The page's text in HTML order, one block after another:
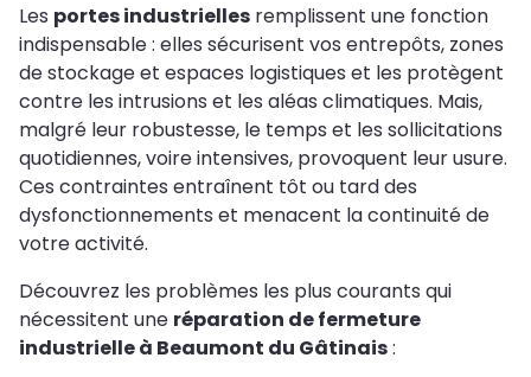
Les portes industrielles remplissent une fonction
indispensable : elles sécurisent vos entrepôts, zones
de stockage et espaces logistiques et les protègent
contre les intrusions et les aléas climatiques. Mais,
malgré leur robustesse, le temps et les sollicitations
quotidiennes, voire intensives, provoquent leur usure.
Ces contraintes entraînent tôt ou tard des
dysfonctionnements et menacent la continuité de
votre activité.
Découvrez les problèmes les plus courants qui
nécessitent une réparation de fermeture
industrielle à Beaumont du Gâtinais: